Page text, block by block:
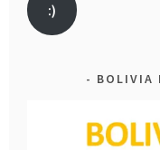
:)
BOLIVIA